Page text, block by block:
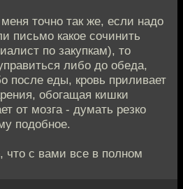
точно так же, если надо
письмо какое сочинить
по закупкам), то
либо до обеда,
после еды, кровь приливает
обогащая кишки
от мозга - думать резко
подобное.
что с вами все в полном